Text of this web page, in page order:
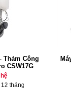
Thảm Công
CSW17G
tháng